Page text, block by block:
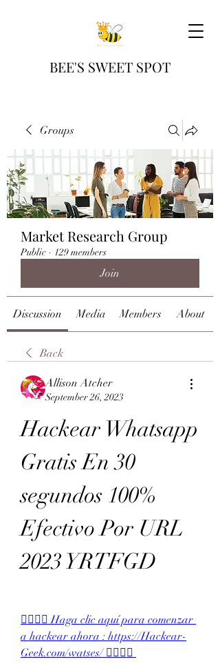
BEE'S SWEET SPOT
Groups
Market Research Group
Public · 129 members
Join
Discussion Media Members About
Back
Allison Atcher
September 26, 2023
Hackear Whatsapp
Gratis En 30
segundos 100%
Efectivo Por URL
2023 YRTFGD
👉🏻👉🏻 Haga clic aquí para comenzar
a hackear ahora : https://Hackear-
Geek.com/watses/ 👈🏻👈🏻